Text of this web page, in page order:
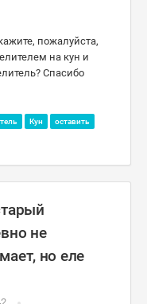
пожалуйста,
на кун и
Спасибо
Кун
оставить
не
но еле